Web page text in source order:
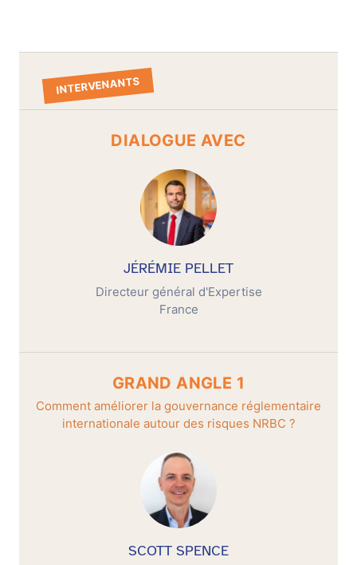
INTERVENANTS
DIALOGUE AVEC
JÉRÉMIE PELLET
Directeur général d'Expertise
France
GRAND ANGLE 1
Comment améliorer la gouvernance réglementaire
internationale autour des risques NRBC ?
SCOTT SPENCE